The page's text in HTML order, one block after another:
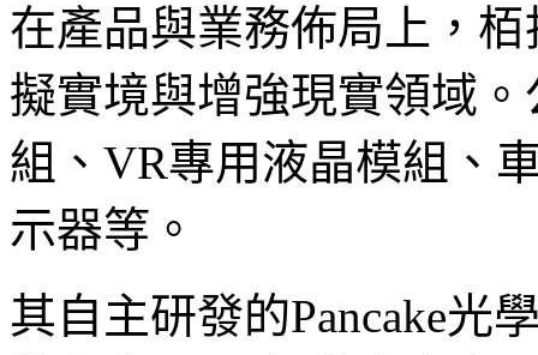
在產品與業務佈局上，
擬實境與增強現實領域
組、VR專用液晶模組、
示器等。
其自主研發的Pancake光